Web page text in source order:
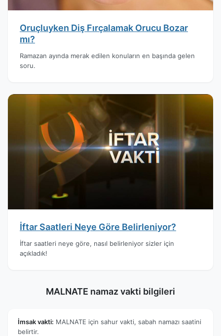
Oruçluyken Diş Fırçalamak Orucu Bozar
mı?
Ramazan ayında merak edilen konuların en başında gelen
soru.
İftar Saatleri Neye Göre Belirleniyor?
İftar saatleri neye göre, nasıl belirleniyor sizler için
açıkladık!
MALNATE namaz vakti bilgileri
İmsak vakti: MALNATE için sahur vakti, sabah namazı saatini
belirtir.